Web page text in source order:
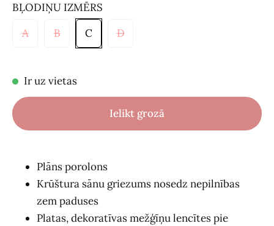
BĻODIŅU IZMĒRS
A
B C D
Ir uz vietas
Ielikt grozā
Plāns porolons
Krūštura sānu griezums nosedz nepilnības
zem paduses
Platas, dekoratīvas mežģīņu lencītes pie